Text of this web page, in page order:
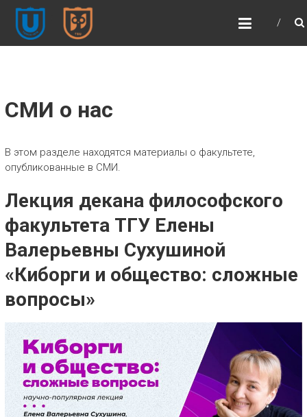
ФИЛОСОФСКИЙ
ФАКУЛЬТЕТ ТГУ (ФСФ
ТГУ)
СМИ о нас
В этом разделе находятся материалы о факультете,
опубликованные в СМИ.
Лекция декана философского
факультета ТГУ Елены
Валерьевны Сухушиной
«Киборги и общество: сложные
вопросы»